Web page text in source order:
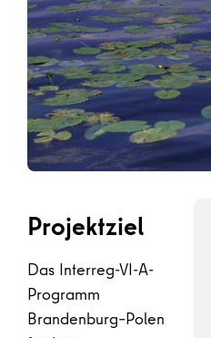
Projektziel
Das Interreg-VI-A-
Programm
Brandenburg–Polen